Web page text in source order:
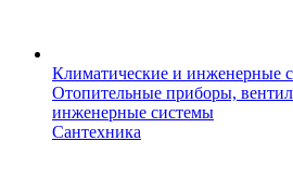
Климатические и инженерные
Отопительные приборы,
инженерные системы
Сантехника